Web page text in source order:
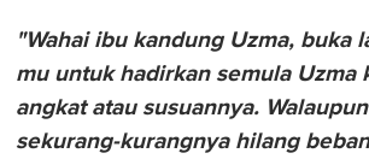
"Wahai ibu kandung Uzma, buka
mu untuk hadirkan semula Uzma
angkat atau susuannya.
sekurang-kurangnya hilang